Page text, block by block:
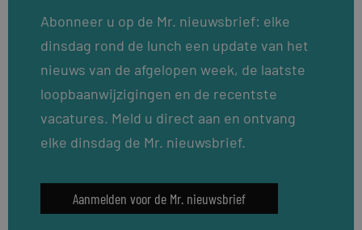
Abonneer u op de Mr. nieuwsbrief: elke
dinsdag rond de lunch een update van het
nieuws van de afgelopen week, de laatste
loopbaanwijzigingen en de recentste
vacatures. Meld u direct aan en ontvang
elke dinsdag de Mr. nieuwsbrief.
Aanmelden voor de Mr. nieuwsbrief